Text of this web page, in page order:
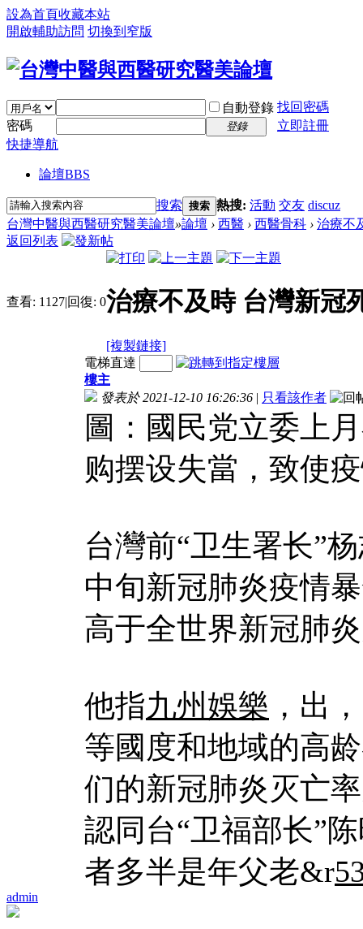
設為首頁收藏本站
開啟輔助訪問 切換到窄版
自動登錄 找回密碼
密碼
登錄
立即註冊
快捷導航
論壇BBS
搜索 搜索 熱搜: 活動 交友 discuz
台灣中醫與西醫研究醫美論壇»論壇 › 西醫 › 西醫骨科 › 治療不
返回列表
查看: 1127|回復: 0治療不及時 台灣新冠
[複製鏈接]
admin
電梯直達
樓主
發表於 2021-12-10 16:26:36 | 只看該作者
圖：國民党立委上
购摆设失當，致使
台灣前“卫生署长”
中旬新冠肺炎疫情
高于全世界新冠肺
他指九州娛樂 ，出
等國度和地域的高
们的新冠肺炎灭亡
認同台“卫福部长”
者多半是年父老&r